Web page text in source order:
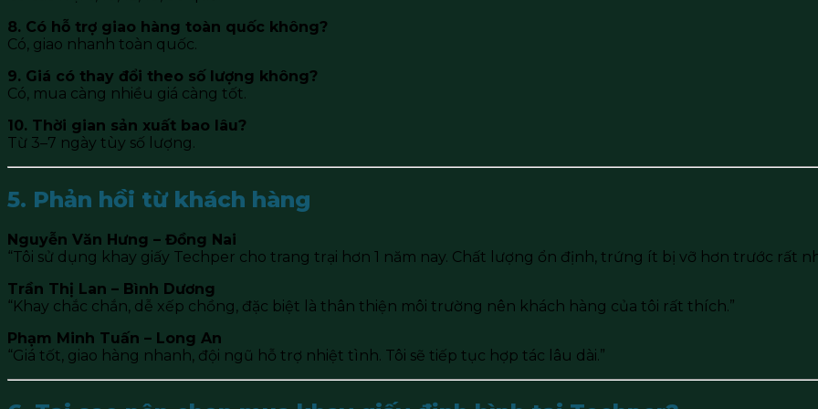
8. Có hỗ trợ giao hàng toàn quốc không?
Có, giao nhanh toàn quốc.
9. Giá có thay đổi theo số lượng không?
Có, mua càng nhiều giá càng tốt.
10. Thời gian sản xuất bao lâu?
Từ 3–7 ngày tùy số lượng.
5. Phản hồi từ khách hàng
Nguyễn Văn Hưng – Đồng Nai
“Tôi sử dụng khay giấy Techper cho trang trại hơn 1 năm nay. Chất lượng ổn định, trứng ít bị vỡ hơn trước rất
Trần Thị Lan – Bình Dương
“Khay chắc chắn, dễ xếp chồng, đặc biệt là thân thiện môi trường nên khách hàng của tôi rất thích.”
Phạm Minh Tuấn – Long An
“Giá tốt, giao hàng nhanh, đội ngũ hỗ trợ nhiệt tình. Tôi sẽ tiếp tục hợp tác lâu dài.”